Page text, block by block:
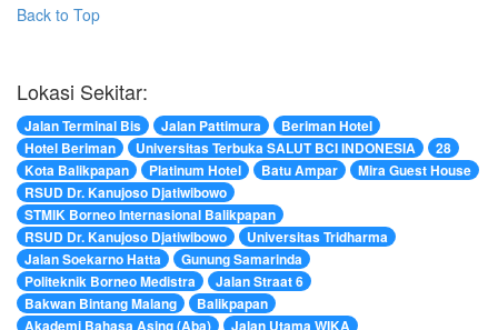
Back to Top
Lokasi Sekitar:
Jalan Terminal Bis Jalan Pattimura
Beriman Hotel
Hotel Beriman
Universitas Terbuka SALUT BCI INDONESIA
28
Kota Balikpapan
Platinum Hotel Batu Ampar
Mira Guest House
RSUD Dr. Kanujoso Djatiwibowo
STMIK Borneo Internasional Balikpapan
RSUD Dr. Kanujoso Djatiwibowo
Universitas Tridharma
Jalan Soekarno Hatta
Gunung Samarinda
Politeknik Borneo Medistra
Jalan Straat 6
Bakwan Bintang Malang
Balikpapan
Akademi Bahasa Asing (Aba)
Jalan Utama WIKA